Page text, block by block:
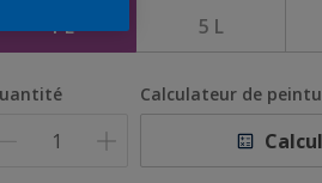
1 L 5 L
Calculateur de